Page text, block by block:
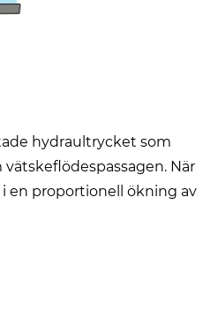
hydraultrycket som
När
en proportionell ökning av